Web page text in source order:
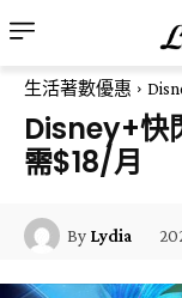
生活著數優惠
Disney+快
需$18/月
By Lydia